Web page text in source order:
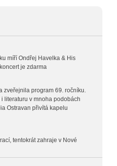
míří Ondřej Havelka & His
je zdarma
zveřejnila program 69. ročníku.
literaturu v mnoha podobách
Ostravan přivítá kapelu
tentokrát zahraje v Nové